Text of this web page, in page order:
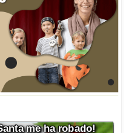
me ha robado!